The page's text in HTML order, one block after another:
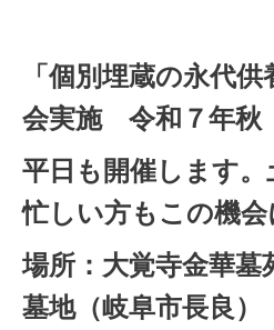
「個別埋蔵の永代
会実施 令和７年秋
平日も開催します
忙しい方もこの機会
場所：大覚寺金華墓
墓地（岐阜市長良）